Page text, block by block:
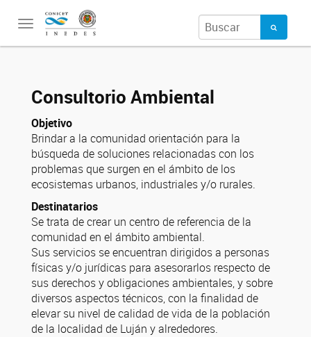
Toggle
navigation
Consultorio Ambiental
Objetivo
Brindar a la comunidad orientación para la
búsqueda de soluciones relacionadas con los
problemas que surgen en el ámbito de los
ecosistemas urbanos, industriales y/o rurales.
Destinatarios
Se trata de crear un centro de referencia de la
comunidad en el ámbito ambiental.
Sus servicios se encuentran dirigidos a personas
físicas y/o jurídicas para asesorarlos respecto de
sus derechos y obligaciones ambientales, y sobre
diversos aspectos técnicos, con la finalidad de
elevar su nivel de calidad de vida de la población
de la localidad de Luján y alrededores.